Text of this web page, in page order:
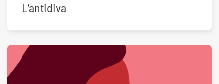
L’antidiva